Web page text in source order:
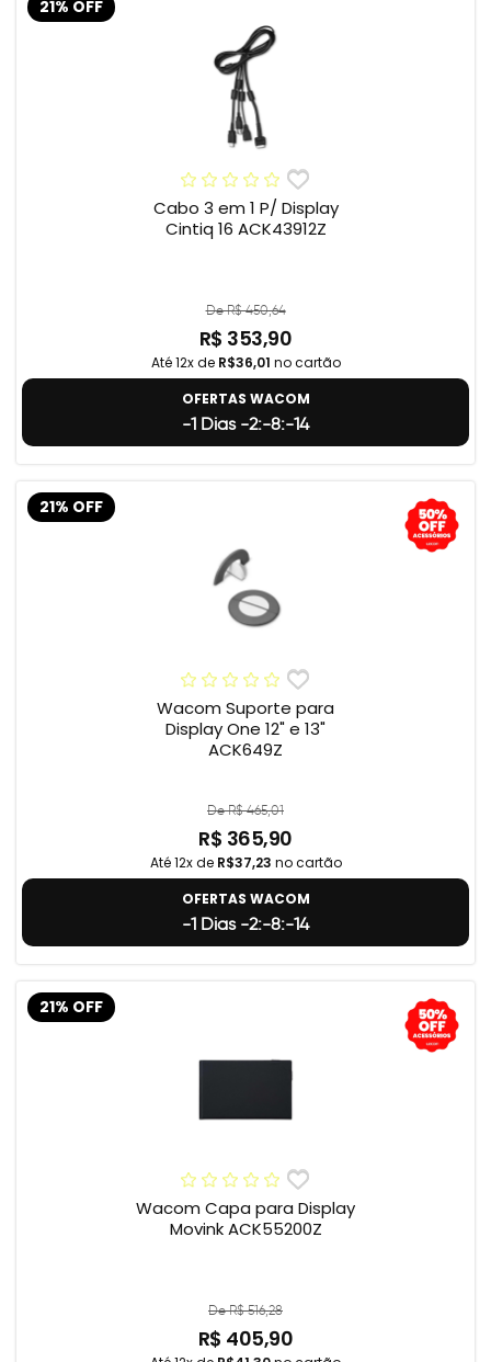
21% OFF
Cabo 3 em 1 P/ Display
Cintiq 16 ACK43912Z
De R$ 450,64
R$ 353,90
Até 12x de R$36,01 no cartão
OFERTAS WACOM
-1 Dias -2:-8:-15
21% OFF
Wacom Suporte para
Display One 12" e 13"
ACK649Z
De R$ 465,01
R$ 365,90
Até 12x de R$37,23 no cartão
OFERTAS WACOM
-1 Dias -2:-8:-15
21% OFF
Wacom Capa para Display
Movink ACK55200Z
De R$ 516,28
R$ 405,90